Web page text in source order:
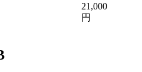
21,000
円